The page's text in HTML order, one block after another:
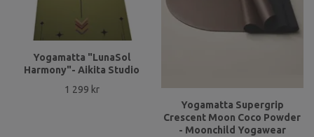
Yogamatta "LunaSol
Harmony"- Aikita Studio
1 299 kr
Yogamatta Supergrip
Crescent Moon Coco Powder
- Moonchild Yogawear